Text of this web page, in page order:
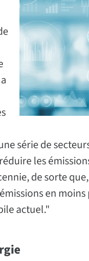
série de
les
de sorte
en
actuel."